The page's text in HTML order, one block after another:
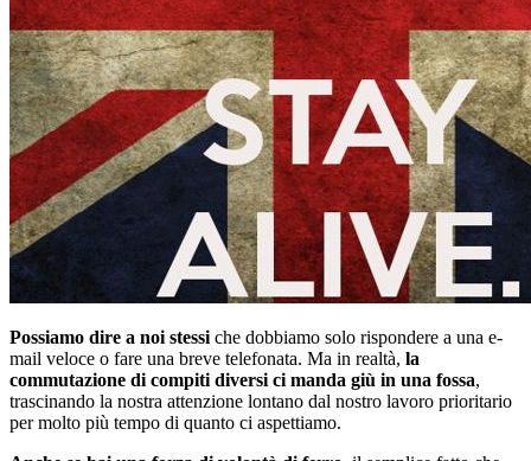
Possiamo dire a noi stessi che dobbiamo solo rispondere a una e-
mail veloce o fare una breve telefonata. Ma in realtà, la
commutazione di compiti diversi ci manda giù in una fossa,
trascinando la nostra attenzione lontano dal nostro lavoro prioritario
per molto più tempo di quanto ci aspettiamo.